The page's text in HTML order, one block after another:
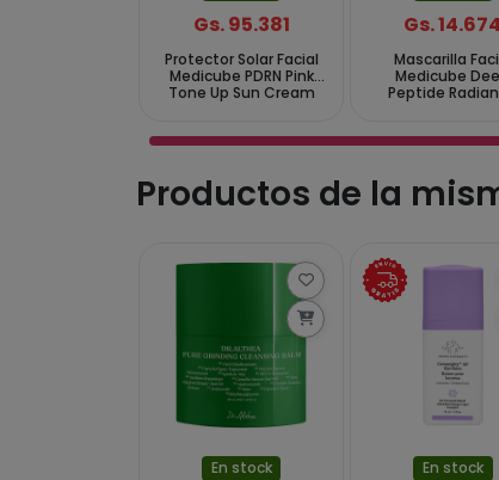
Gs. 95.381
Protector Solar Facial
Medicube PDRN Pink
Tone Up Sun Cream
Gs. 14.674
Mascarilla
Medicube
Peptide
Productos de la
En stock En stock